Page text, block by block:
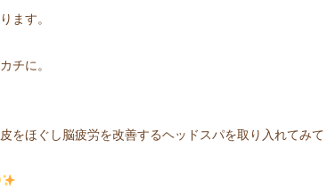
ます。
チに。
をほぐし脳疲労を改善するヘッドスパを取り入れてみ